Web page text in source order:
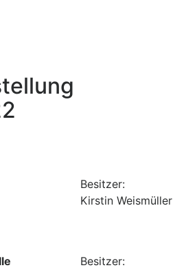
Besitzer:
Kirstin Weismüller
Besitzer: